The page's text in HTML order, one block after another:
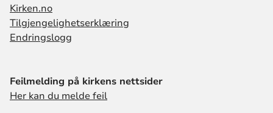
Kirken.no
Tilgjengelighetserklæring
Endringslogg
Feilmelding på kirkens nettsider
Her kan du melde feil